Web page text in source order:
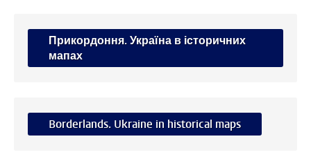
Прикордоння. Україна в історичних
мапах
Borderlands. Ukraine in historical maps